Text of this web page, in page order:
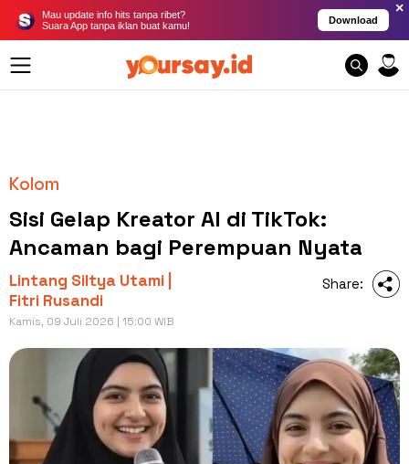
Mau update info hits tanpa ribet?
Suara App tanpa iklan buat kamu!
Download
×
Kolom
Sisi Gelap Kreator AI di TikTok:
Ancaman bagi Perempuan Nyata
Lintang Siltya Utami |
Fitri Rusandi
Kamis, 09 Juli 2026 | 15:00 WIB
Share: